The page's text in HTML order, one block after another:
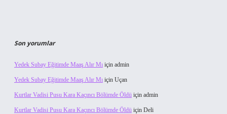
Son yorumlar
Yedek Subay Eğitimde Maaş Alır Mı için admin
Yedek Subay Eğitimde Maaş Alır Mı için Uçan
Kurtlar Vadisi Pusu Kara Kaçıncı Bölümde Öldü için admin
Kurtlar Vadisi Pusu Kara Kaçıncı Bölümde Öldü için Deli